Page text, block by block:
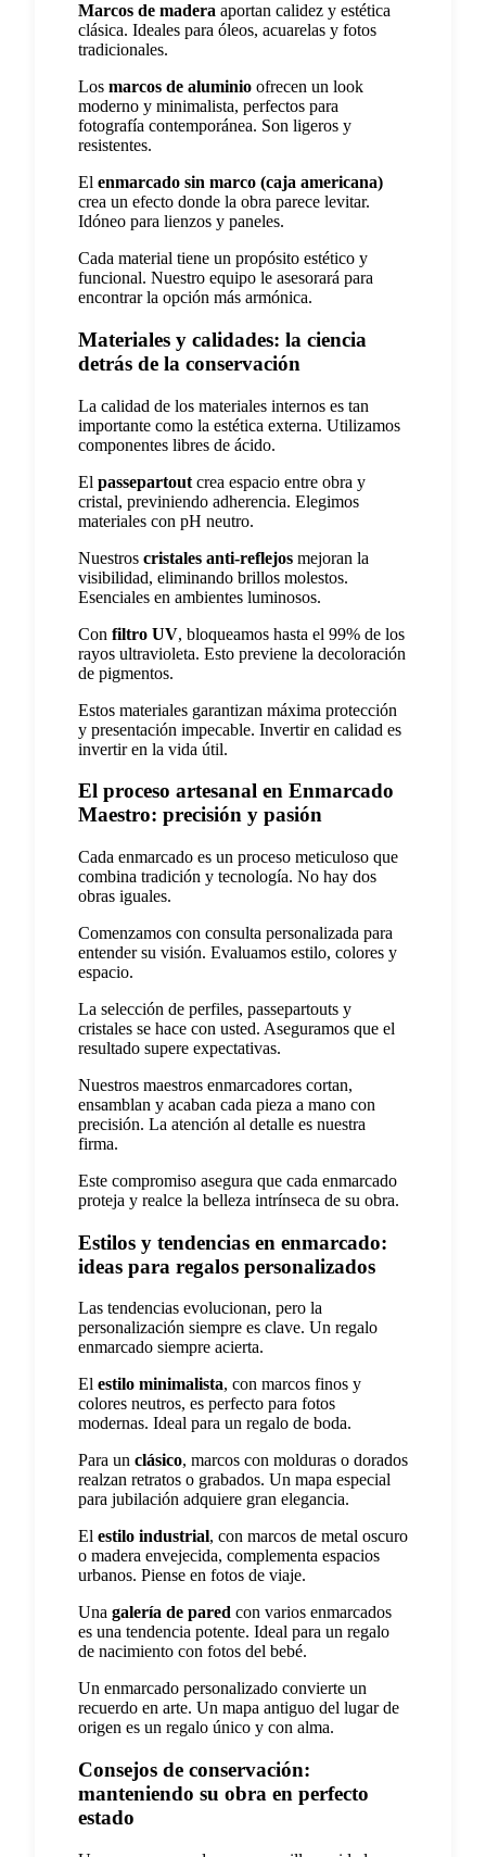
Marcos de madera aportan calidez y estética
clásica. Ideales para óleos, acuarelas y fotos
tradicionales.
Los marcos de aluminio ofrecen un look
moderno y minimalista, perfectos para
fotografía contemporánea. Son ligeros y
resistentes.
El enmarcado sin marco (caja americana)
crea un efecto donde la obra parece levitar.
Idóneo para lienzos y paneles.
Cada material tiene un propósito estético y
funcional. Nuestro equipo le asesorará para
encontrar la opción más armónica.
Materiales y calidades: la ciencia
detrás de la conservación
La calidad de los materiales internos es tan
importante como la estética externa. Utilizamos
componentes libres de ácido.
El passepartout crea espacio entre obra y
cristal, previniendo adherencia. Elegimos
materiales con pH neutro.
Nuestros cristales anti-reflejos mejoran la
visibilidad, eliminando brillos molestos.
Esenciales en ambientes luminosos.
Con filtro UV, bloqueamos hasta el 99% de los
rayos ultravioleta. Esto previene la decoloración
de pigmentos.
Estos materiales garantizan máxima protección
y presentación impecable. Invertir en calidad es
invertir en la vida útil.
El proceso artesanal en Enmarcado
Maestro: precisión y pasión
Cada enmarcado es un proceso meticuloso que
combina tradición y tecnología. No hay dos
obras iguales.
Comenzamos con consulta personalizada para
entender su visión. Evaluamos estilo, colores y
espacio.
La selección de perfiles, passepartouts y
cristales se hace con usted. Aseguramos que el
resultado supere expectativas.
Nuestros maestros enmarcadores cortan,
ensamblan y acaban cada pieza a mano con
precisión. La atención al detalle es nuestra
firma.
Este compromiso asegura que cada enmarcado
proteja y realce la belleza intrínseca de su obra.
Estilos y tendencias en enmarcado:
ideas para regalos personalizados
Las tendencias evolucionan, pero la
personalización siempre es clave. Un regalo
enmarcado siempre acierta.
El estilo minimalista, con marcos finos y
colores neutros, es perfecto para fotos
modernas. Ideal para un regalo de boda.
Para un clásico, marcos con molduras o dorados
realzan retratos o grabados. Un mapa especial
para jubilación adquiere gran elegancia.
El estilo industrial, con marcos de metal oscuro
o madera envejecida, complementa espacios
urbanos. Piense en fotos de viaje.
Una galería de pared con varios enmarcados
es una tendencia potente. Ideal para un regalo
de nacimiento con fotos del bebé.
Un enmarcado personalizado convierte un
recuerdo en arte. Un mapa antiguo del lugar de
origen es un regalo único y con alma.
Consejos de conservación:
manteniendo su obra en perfecto
estado